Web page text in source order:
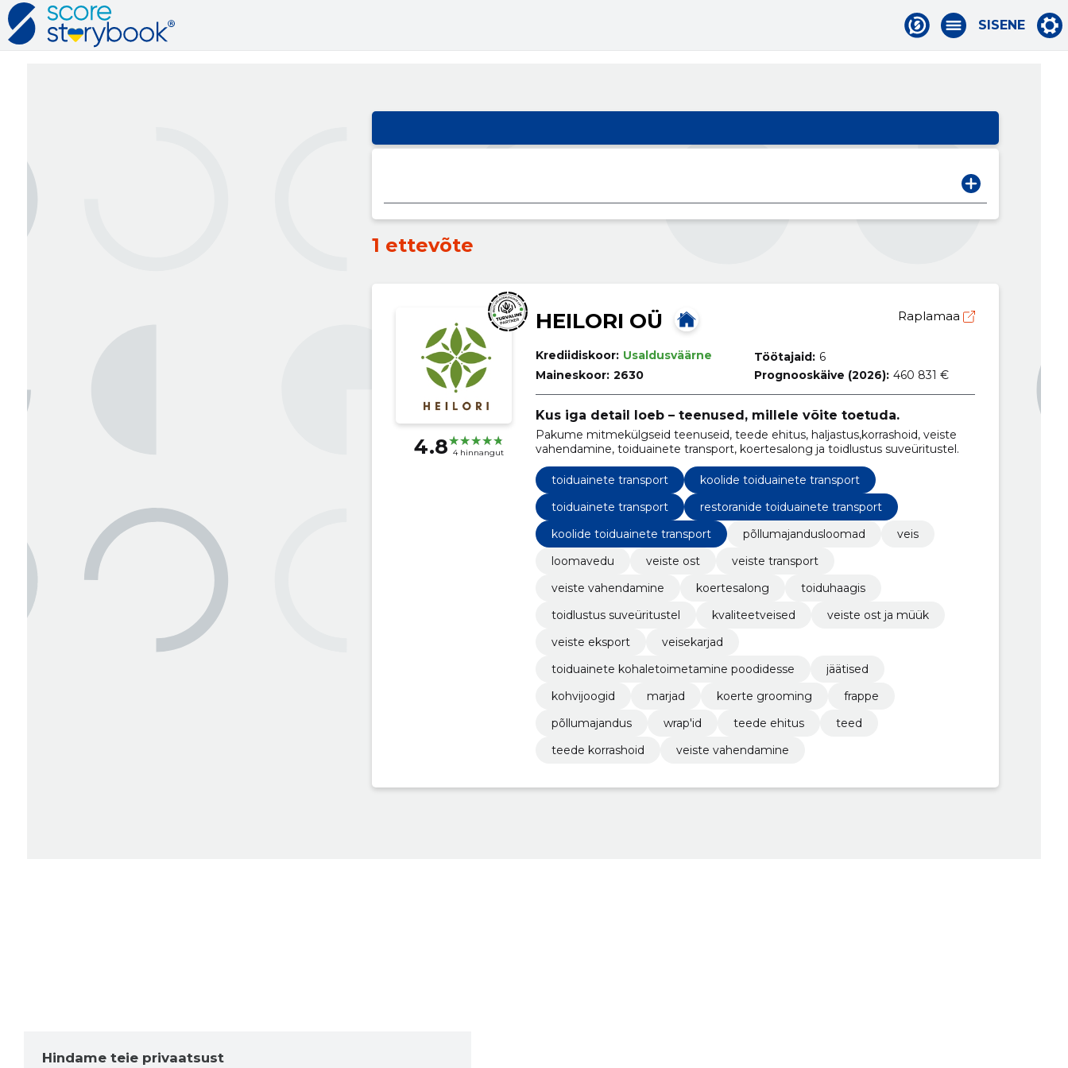
SISENE
1 ettevõte
4.8 4 hinnangut
HEILORI OÜ Raplamaa
Krediidiskoor: Usaldusväärne
Maineskoor: 2630
Töötajaid: 6
Prognooskäive (2026): 460 831 €
Kus iga detail loeb – teenused, millele võite toetuda.
Pakume mitmekülgseid teenuseid, teede ehitus, haljastus,korrashoid, veiste
vahendamine, toiduainete transport, koertesalong ja toidlustus suveüritustel.
toiduainete transport
koolide toiduainete transport
toiduainete transport
restoranide toiduainete transport
koolide toiduainete transport
põllumajandusloomad
veis
loomavedu
veiste ost
veiste transport
veiste vahendamine
koertesalong
toiduhaagis
toidlustus suveüritustel
kvaliteetveised
veiste ost ja müük
veiste eksport
veisekarjad
toiduainete kohaletoimetamine poodidesse
jäätised
kohvijoogid
marjad koerte grooming
frappe
põllumajandus
wrap'id teede ehitus
teed
teede korrashoid
veiste vahendamine
Hindame teie privaatsust